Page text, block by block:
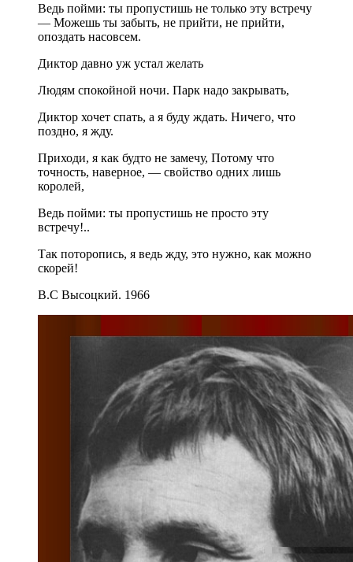
Ведь пойми: ты пропустишь не только эту встречу
— Можешь ты забыть, не прийти, не прийти,
опоздать насовсем.
Диктор давно уж устал желать
Людям спокойной ночи. Парк надо закрывать,
Диктор хочет спать, а я буду ждать. Ничего, что
поздно, я жду.
Приходи, я как будто не замечу, Потому что
точность, наверное, — свойство одних лишь
королей,
Ведь пойми: ты пропустишь не просто эту
встречу!..
Так поторопись, я ведь жду, это нужно, как можно
скорей!
В.С Высоцкий. 1966